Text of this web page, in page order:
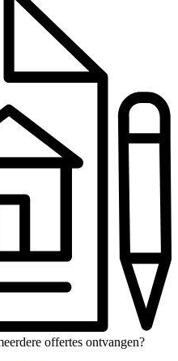
offertes ontvangen?